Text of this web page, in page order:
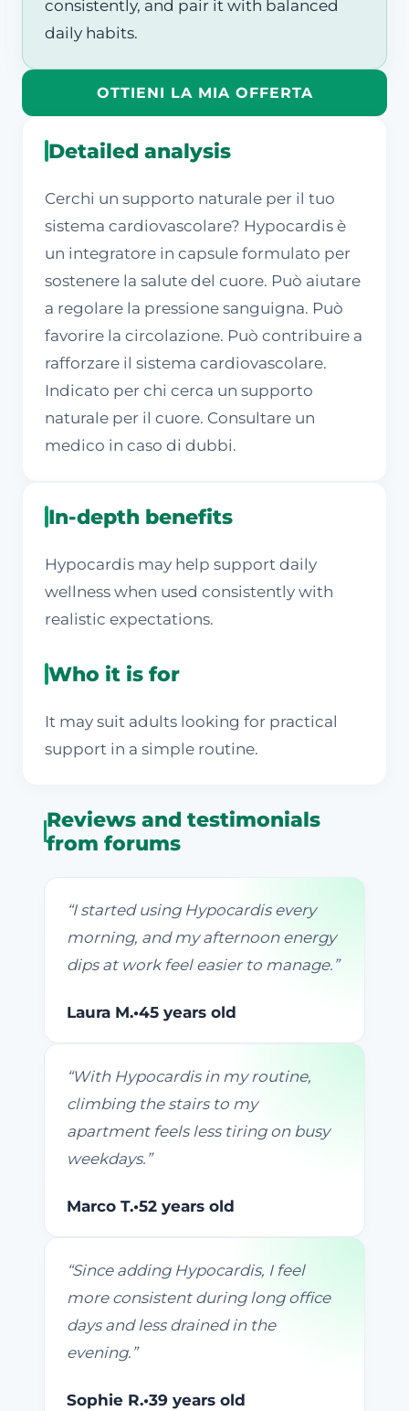
consistently, and pair it with balanced
daily habits.
OTTIENI LA MIA OFFERTA
Detailed analysis
Cerchi un supporto naturale per il tuo
sistema cardiovascolare? Hypocardis è
un integratore in capsule formulato per
sostenere la salute del cuore. Può aiutare
a regolare la pressione sanguigna. Può
favorire la circolazione. Può contribuire a
rafforzare il sistema cardiovascolare.
Indicato per chi cerca un supporto
naturale per il cuore. Consultare un
medico in caso di dubbi.
In-depth benefits
Hypocardis may help support daily
wellness when used consistently with
realistic expectations.
Who it is for
It may suit adults looking for practical
support in a simple routine.
Reviews and testimonials
from forums
“I started using Hypocardis every
morning, and my afternoon energy
dips at work feel easier to manage. ”
Laura M.•45 years old
“With Hypocardis in my routine,
climbing the stairs to my
apartment feels less tiring on busy
weekdays. ”
Marco T.•52 years old
“Since adding Hypocardis, I feel
more consistent during long office
days and less drained in the
evening. ”
Sophie R.•39 years old